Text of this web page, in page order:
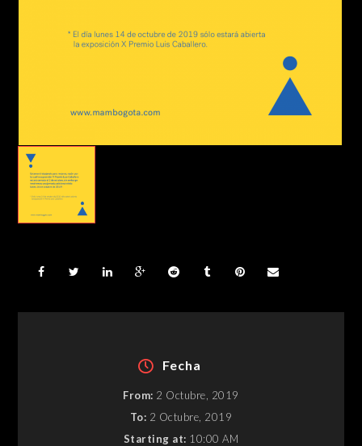
Fecha
From: 2 Octubre, 2019
To: 2 Octubre, 2019
Starting at: 10:00 AM